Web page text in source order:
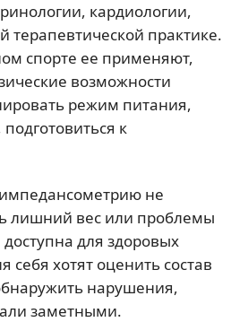
кардиологии,
терапевтической практике.
спорте ее применяют,
возможности
режим питания,
к
не
лишний вес или проблемы
для здоровых
себя хотят оценить состав
нарушения,
заметными.